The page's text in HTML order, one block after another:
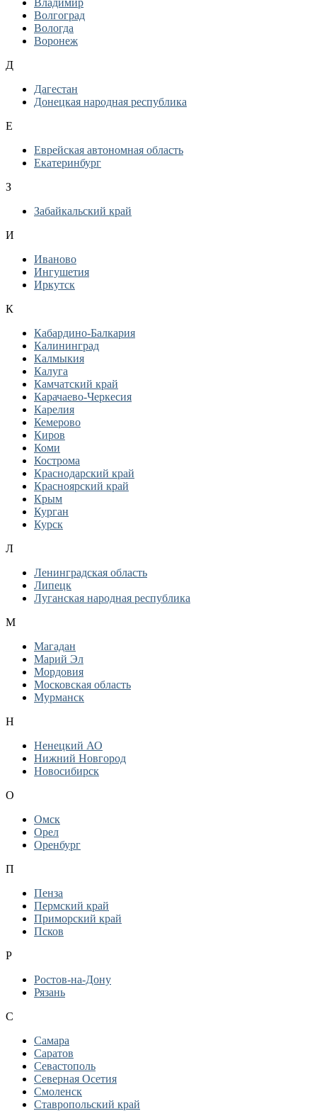
Владимир
Волгоград
Вологда
Воронеж
Д
Дагестан
Донецкая народная республика
Е
Еврейская автономная область
Екатеринбург
З
Забайкальский край
И
Иваново
Ингушетия
Иркутск
К
Кабардино-Балкария
Калининград
Калмыкия
Калуга
Камчатский край
Карачаево-Черкесия
Карелия
Кемерово
Киров
Коми
Кострома
Краснодарский край
Красноярский край
Крым
Курган
Курск
Л
Ленинградская область
Липецк
Луганская народная республика
М
Магадан
Марий Эл
Мордовия
Московская область
Мурманск
Н
Ненецкий АО
Нижний Новгород
Новосибирск
О
Омск
Орел
Оренбург
П
Пенза
Пермский край
Приморский край
Псков
Р
Ростов-на-Дону
Рязань
С
Самара
Саратов
Севастополь
Северная Осетия
Смоленск
Ставропольский край